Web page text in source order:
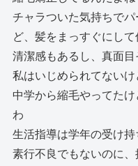
チャラついた気持ちで
ど、髪をまっすぐにし
清潔感もあるし、真面
私はいじめられてない
中学から縮毛やってた
わ
生活指導は学年の受け持
素行不良でもないのに